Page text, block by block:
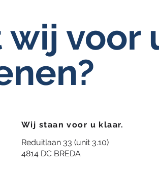
voor
Wij staan voor u klaar.
Reduitlaan 33 (unit 3.10)
4814 DC BREDA